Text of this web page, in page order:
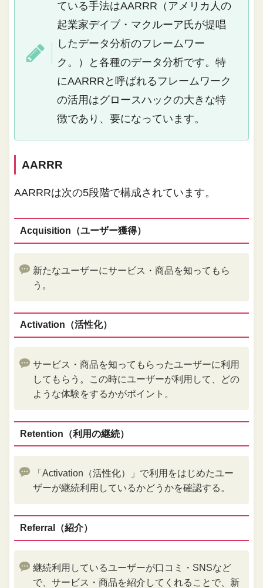
ている手法はAARRR（アメリカ人の
起業家デイブ・マクルーア氏が提唱
したデータ分析のフレームワー
ク。）と各種のデータ分析です。特
にAARRRと呼ばれるフレームワーク
の活用はグロースハックの大きな特
徴であり、要になっています。
AARRR
AARRRは次の5段階で構成されています。
Acquisition（ユーザー獲得）
新たなユーザーにサービス・商品を知ってもら
う。
Activation（活性化）
サービス・商品を知ってもらったユーザーに利用
してもらう。この時にユーザーが利用して、どの
ような体験をするかがポイント。
Retention（利用の継続）
「Activation（活性化）」で利用をはじめたユー
ザーが継続利用しているかどうかを確認する。
Referral（紹介）
継続利用しているユーザーが口コミ・SNSなど
で、サービス・商品を紹介してくれることで、新